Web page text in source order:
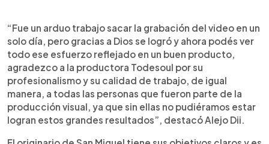
“Fue un arduo trabajo sacar la grabación del video en un
solo día, pero gracias a Dios se logró y ahora podés ver
todo ese esfuerzo reflejado en un buen producto,
agradezco a la productora Todesoul por su
profesionalismo y su calidad de trabajo, de igual
manera, a todas las personas que fueron parte de la
producción visual, ya que sin ellas no pudiéramos estar
logran estos grandes resultados”, destacó Alejo Dii.